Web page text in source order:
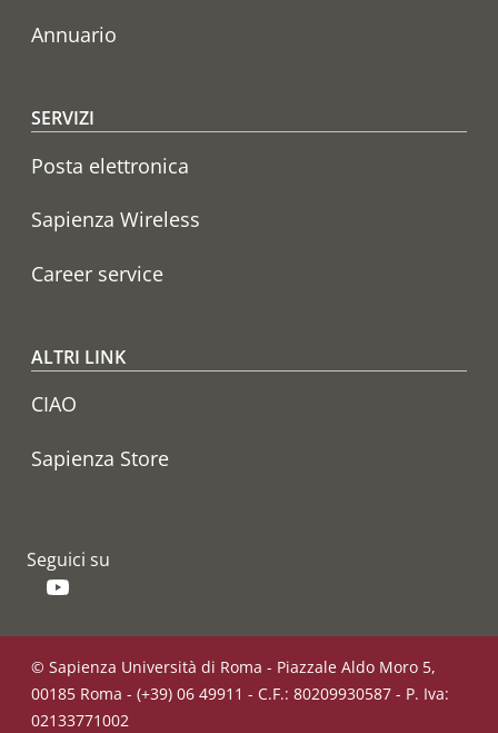
Annuario
SERVIZI
Posta elettronica
Sapienza Wireless
Career service
ALTRI LINK
CIAO
Sapienza Store
Seguici su
© Sapienza Università di Roma - Piazzale Aldo Moro 5,
00185 Roma - (+39) 06 49911 - C.F.: 80209930587 - P. Iva:
02133771002